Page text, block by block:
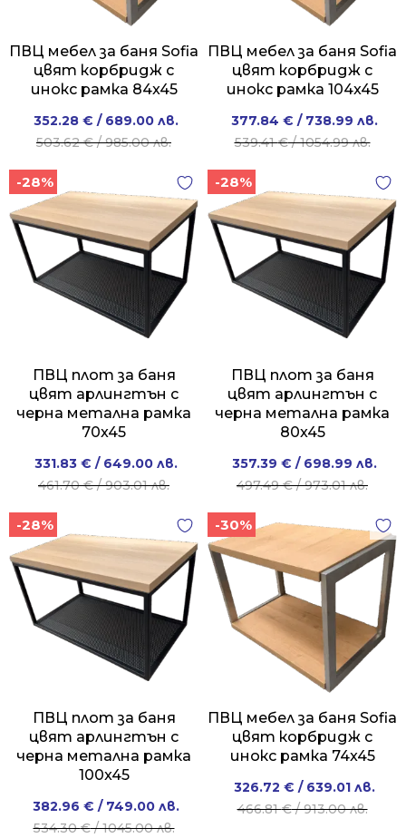
ПВЦ мебел за баня Sofia
цвят корбридж с
инокс рамка 84x45
503.62€/ 985.00 лв.
Original
price
/
985.00 лв..
352.28 € / 689.00 лв.
Current
price
/
689.00 лв..
ПВЦ мебел за баня Sofia
цвят корбридж с
инокс рамка 104x45
539.41€/ 1054.99 лв.
Original
price
/
1054.99 лв..
377.84 € / 738.99 лв.
Current
price
/
738.99 лв..
-28%
ПВЦ плот за баня
цвят арлингтън с
черна метална рамка
70x45
461.70€/ 903.01 лв.
Original
price
/
903.01 лв..
331.83 € / 649.00 лв.
Current
price
/
649.00 лв..
-28%
ПВЦ плот за баня
цвят арлингтън с
черна метална рамка
80x45
497.49€/ 973.01 лв.
Original
price
497.49 €
973.01 лв..
357.39 € / 698.99 лв.
Current
price
357.39 €
698.99 лв..
-28%
ПВЦ плот за баня
цвят арлингтън с
черна метална рамка
100x45
534.30€/ 1045.00 лв.
Original
price
382.96 € / 749.00 лв.
Current
price
-30%
ПВЦ мебел за баня Sofia
цвят корбридж с
инокс рамка 74x45
466.81€/ 913.00 лв.
Original
price
326.72 € / 639.01 лв.
Current
price